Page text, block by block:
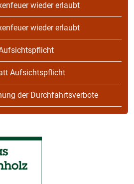
wieder erlaubt
wieder erlaubt
Aufsichtspflicht
der Durchfahrtsverbote